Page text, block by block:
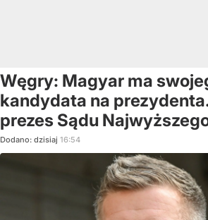
Węgry: Magyar ma
kandydata na
prezes Sądu
Dodano: dzisiaj 16:54